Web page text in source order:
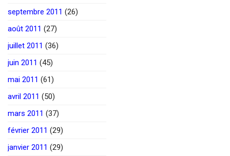
septembre 2011 (26)
août 2011 (27)
juillet 2011 (36)
juin 2011 (45)
mai 2011 (61)
avril 2011 (50)
mars 2011 (37)
février 2011 (29)
janvier 2011 (29)